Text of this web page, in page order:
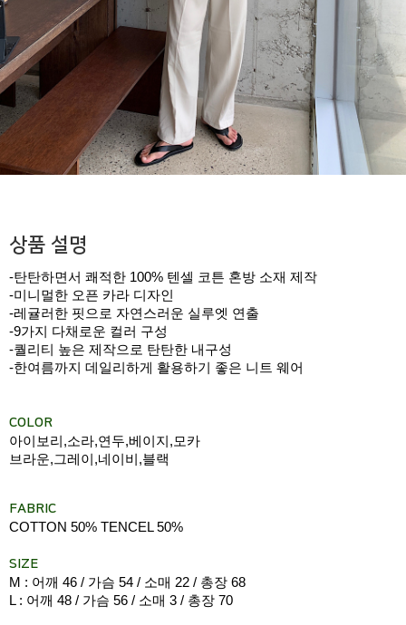
상품 설명
-탄탄하면서 쾌적한 100% 텐셀 코튼 혼방 소재 제작
-미니멀한 오픈 카라 디자인
-레귤러한 핏으로 자연스러운 실루엣 연출
-9가지 다채로운 컬러 구성
-퀄리티 높은 제작으로 탄탄한 내구성
-한여름까지 데일리하게 활용하기 좋은 니트 웨어
COLOR
아이보리,소라,연두,베이지,모카
브라운,그레이,네이비,블랙
FABRIC
COTTON 50% TENCEL 50%
SIZE
M : 어깨 46 / 가슴 54 / 소매 22 / 총장 68
L : 어깨 48 / 가슴 56 / 소매 3 / 총장 70